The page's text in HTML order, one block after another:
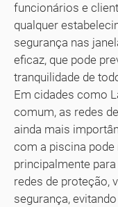
funcionários e
qualquer
segurança nas
eficaz, que pode
tranquilidade de
Em cidades como
comum, as redes
ainda mais
com a piscina
principalmente
redes de proteção,
segurança,